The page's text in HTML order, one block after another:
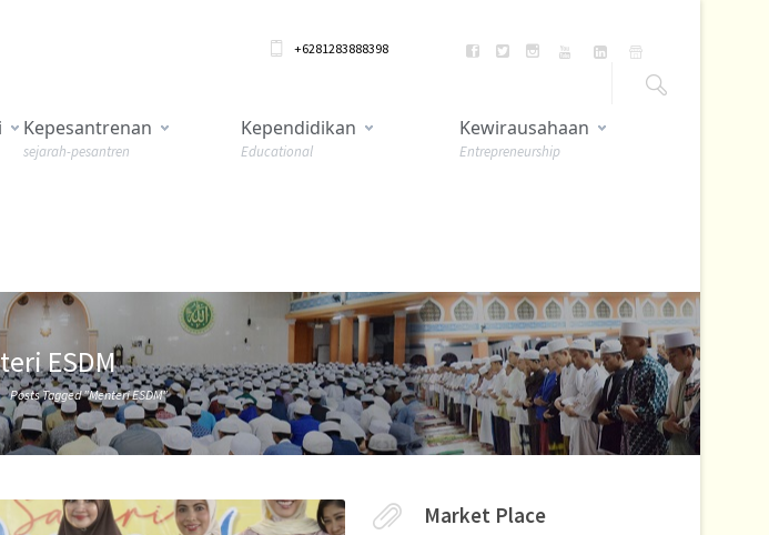
+6281283888398
Kepesantrenan
sejarah-pesantren
Kependidikan
Educational
Kewirausahaan
Entrepreneurship
ESDM
Posts Tagged "Menteri ESDM"
Market Place